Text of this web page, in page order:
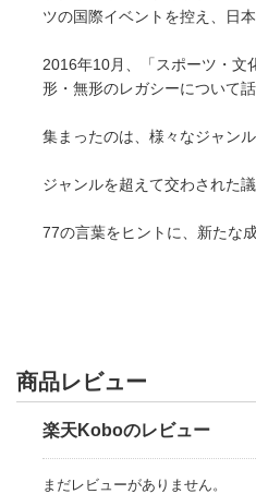
ツの国際イベントを控え、日
2016年10月、「スポーツ・文
形・無形のレガシーについて話
集まったのは、様々なジャン
ジャンルを超えて交わされた
77の言葉をヒントに、新たな
商品レビュー
楽天Koboのレビュー
まだレビューがありません。